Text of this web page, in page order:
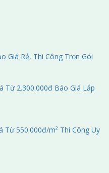
Giá Rẻ, Thi Công Trọn Gói
Từ 2.300.000đ Báo Giá Lắp
Từ 550.000đ/m² Thi Công Uy